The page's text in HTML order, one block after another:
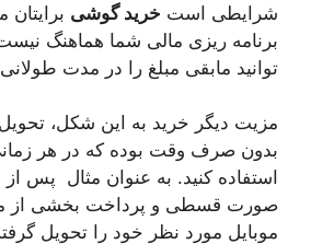
شرایطی است خرید گوشی برایتان
برنامه ریزی مالی شما هماهنگ
توانید مابقی مبلغ را در مدت
مزیت دیگر خرید به این شکل، تحویل
بدون صرف وقت بوده که در هر زمانی
استفاده کنید. به عنوان مثال پس
صورت قسطی و پرداخت بخشی از
موبایل مورد نظر خود را تحویل